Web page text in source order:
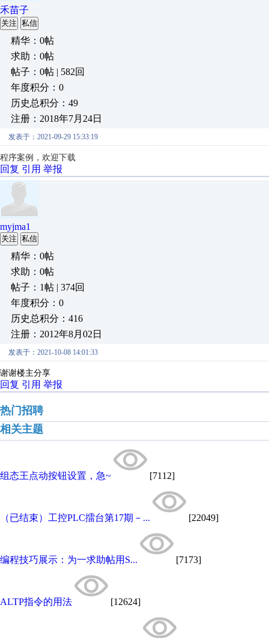
禾苗子
关注 私信
精华：0帖
求助：0帖
帖子：0帖 | 582回
年度积分：0
历史总积分：49
注册：2018年7月24日
发表于：2021-09-29 15:33:19
程序案例 ，欢迎下载
回复 引用 举报
myjma1
关注 私信
精华：0帖
求助：0帖
帖子：1帖 | 374回
年度积分：0
历史总积分：416
注册：2012年8月02日
发表于：2021-10-08 14:01:33
谢谢楼主分享
回复 引用 举报
热门招聘
相关主题
组态王点动按钮设置，急~ [7112]
（已结束）工控PLC擂台第17期－... [22049]
编程技巧展示：为一求助帖用S... [7173]
ALTP指令的用法 [12624]